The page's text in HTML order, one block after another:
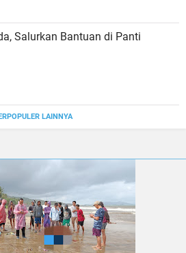
Salurkan Bantuan di Panti
LAINNYA